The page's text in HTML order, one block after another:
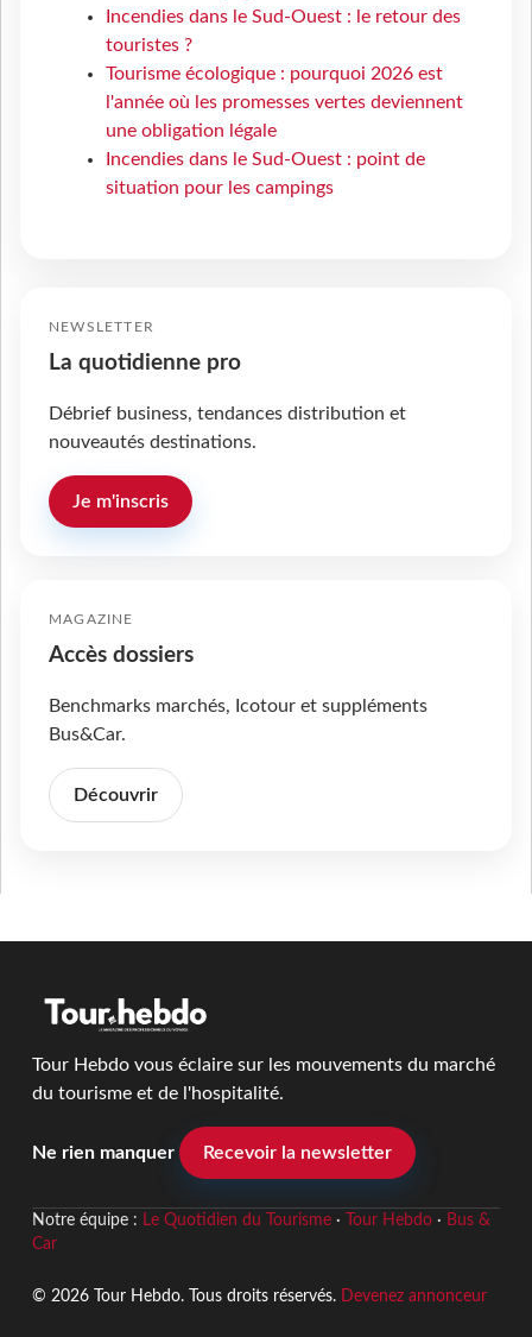
Incendies dans le Sud-Ouest : le retour des
touristes ?
Tourisme écologique : pourquoi 2026 est
l'année où les promesses vertes deviennent
une obligation légale
Incendies dans le Sud-Ouest : point de
situation pour les campings
NEWSLETTER
La quotidienne pro
Débrief business, tendances distribution et
nouveautés destinations.
Je m'inscris
MAGAZINE
Accès dossiers
Benchmarks marchés, Icotour et suppléments
Bus&Car.
Découvrir
Tour Hebdo vous éclaire sur les mouvements du marché
du tourisme et de l'hospitalité.
Ne rien manquer Recevoir la newsletter
Notre équipe : Le Quotidien du Tourisme· Tour Hebdo· Bus &
Car
© 2026 Tour Hebdo. Tous droits réservés. Devenez annonceur